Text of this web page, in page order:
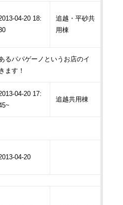
04-20 18:
追越・平砂共
用棟
るパパゲーノというお店のイ
ます！
04-20 17:
追越共用棟
04-20